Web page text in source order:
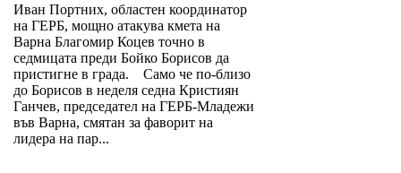
Иван Портних, областен координатор
на ГЕРБ, мощно атакува кмета на
Варна Благомир Коцев точно в
седмицата преди Бойко Борисов да
пристигне в града. Само че по-близо
до Борисов в неделя седна Кристиян
Ганчев, председател на ГЕРБ-Младежи
във Варна, смятан за фаворит на
лидера на пар...